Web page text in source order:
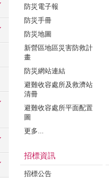
防災電子報
防災手冊
防災地圖
新營區地區災害防救計
畫
防災網站連結
避難收容處所及救濟站
清冊
避難收容處所平面配置
圖
更多...
招標資訊
招標公告